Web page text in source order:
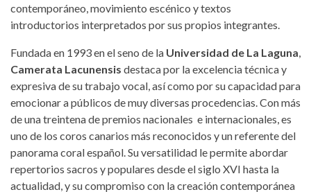
contemporáneo, movimiento escénico y textos
introductorios interpretados por sus propios integrantes.
Fundada en 1993 en el seno de la Universidad de La Laguna
Camerata Lacunensis destaca por la excelencia técnica y
expresiva de su trabajo vocal, así como por su capacidad para
emocionar a públicos de muy diversas procedencias. Con más
de una treintena de premios nacionales e internacionales, es
uno de los coros canarios más reconocidos y un referente del
panorama coral español. Su versatilidad le permite abordar
repertorios sacros y populares desde el siglo XVI hasta la
actualidad, y su compromiso con la creación contemporánea